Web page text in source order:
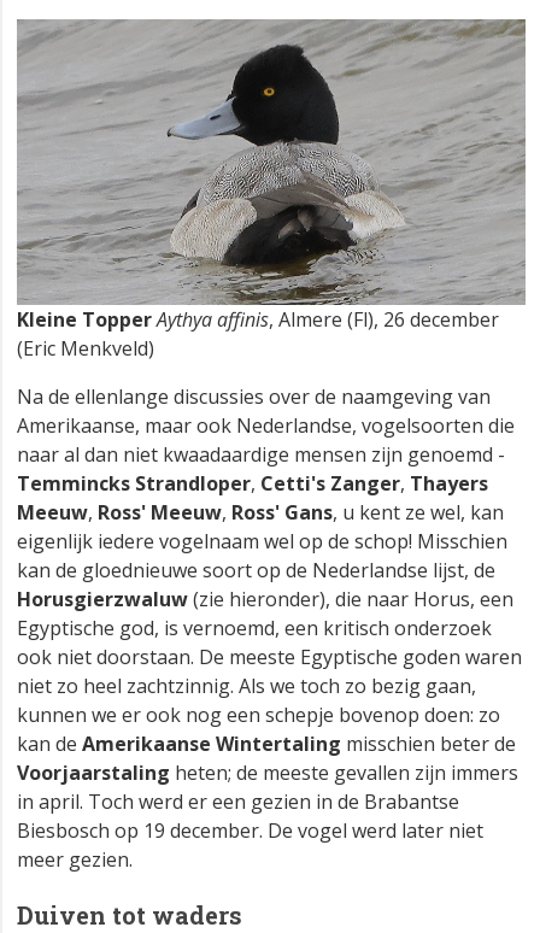
Kleine TopperAythya affinis, Almere (Fl), 26 december
(Eric Menkveld)
Na de ellenlange discussies over de naamgeving van
Amerikaanse, maar ook Nederlandse, vogelsoorten die
naar al dan niet kwaadaardige mensen zijn genoemd -
Temmincks Strandloper, Cetti's Zanger, Thayers
Meeuw, Ross' Meeuw, Ross' Gans, u kent ze wel, kan
eigenlijk iedere vogelnaam wel op de schop! Misschien
kan de gloednieuwe soort op de Nederlandse lijst, de
Horusgierzwaluw(zie hieronder), die naar Horus, een
Egyptische god, is vernoemd, een kritisch onderzoek
ook niet doorstaan. De meeste Egyptische goden waren
niet zo heel zachtzinnig. Als we toch zo bezig gaan,
kunnen we er ook nog een schepje bovenop doen: zo
kan de Amerikaanse Wintertaling misschien beter de
Voorjaarstaling heten; de meeste gevallen zijn immers
in april. Toch werd er een gezien in de Brabantse
Biesbosch op 19 december. De vogel werd later niet
meer gezien.
Duiven tot waders